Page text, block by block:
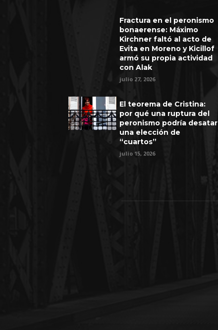
Fractura en el peronismo
bonaerense: Máximo
Kirchner faltó al acto de
Evita en Moreno y Kicillof
armó su propia actividad
con Alak
julio 27, 2026
El teorema de Cristina:
por qué una ruptura del
peronismo podría desatar
una elección de
“cuartos”
julio 15, 2026